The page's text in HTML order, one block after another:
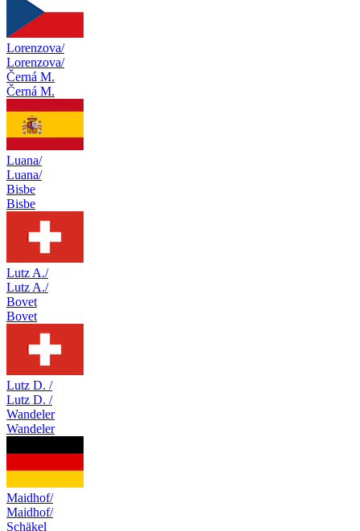
Lorenzova/
Lorenzova/
Černá M.
Černá M.
Luana/
Luana/
Bisbe
Bisbe
Lutz A./
Lutz A./
Bovet
Bovet
Lutz D. /
Lutz D. /
Wandeler
Wandeler
Maidhof/
Maidhof/
Schäkel